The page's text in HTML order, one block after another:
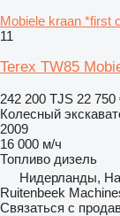
Mobiele kraan *first
11
Terex TW85
242 200 TJS 22 750
Колесный
2009
16 000 м/ч
Топливо дизель
Нидерланды,
Ruitenbeek
Связаться с